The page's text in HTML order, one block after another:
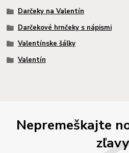
Darčeky na Valentín
Darčekové hrnčeky s nápismi
Valentínske šálky
Valentín
Nepremeškajte